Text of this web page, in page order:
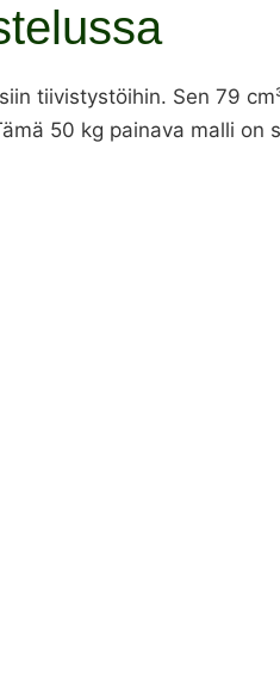
tiivistystöihin. Sen 79
50 kg painava malli on